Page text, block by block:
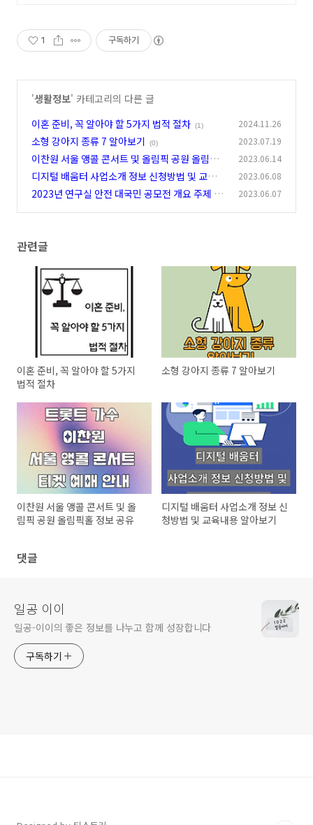
1 구독하기
'생활정보' 카테고리의 다른 글
이혼 준비, 꼭 알아야 할 5가지 법적 절차 (1) 2024.11.26
소형 강아지 종류 7 알아보기 (0) 2023.07.19
이찬원 서울 앵콜 콘서트 및 올림픽 공원 올림픽
홀 정보 공유 (0)
2023.06.14
디지털 배움터 사업소개 정보 신청방법 및 교육내
용 알아보기
(0)
2023.06.08
2023년 연구실 안전 대국민 공모전 개요 주제 시
2023.06.07
관련글
이혼 준비, 꼭 알아야 할 5가지
법적 절차
소형 강아지 종류 7 알아보기
이찬원 서울 앵콜 콘서트 및 올
림픽 공원 올림픽홀 정보 공유
디지털 배움터 사업소개 정보 신
청방법 및 교육내용 알아보기
댓글
일공 이이
일공-이이의 좋은 정보를 나누고 함께 성장합니다
구독하기